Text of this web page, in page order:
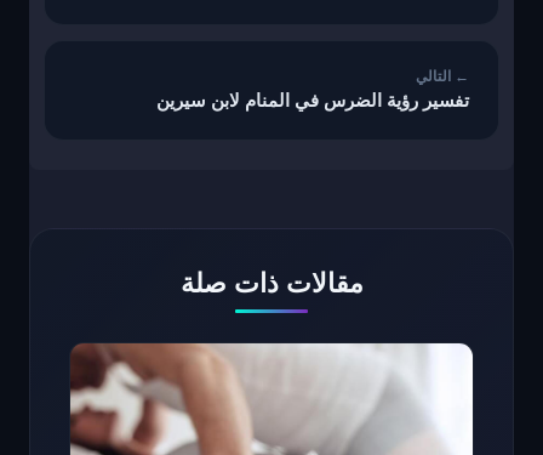
تفسير رؤية الضرس في المنام لابن سيرين
مقالات ذات صلة